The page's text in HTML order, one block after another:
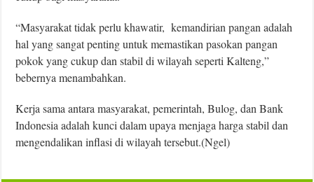
“Masyarakat tidak perlu khawatir, kemandirian pangan adalah
hal yang sangat penting untuk memastikan pasokan pangan
pokok yang cukup dan stabil di wilayah seperti Kalteng,”
bebernya menambahkan.
Kerja sama antara masyarakat, pemerintah, Bulog, dan Bank
Indonesia adalah kunci dalam upaya menjaga harga stabil dan
mengendalikan inflasi di wilayah tersebut.(Ngel)